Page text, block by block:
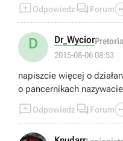
Odpowiedz  Forum
D Dr_Wycior
2015-08-06 08:53
napiszcie więcej o
o pancernikach
Odpowiedz  Forum